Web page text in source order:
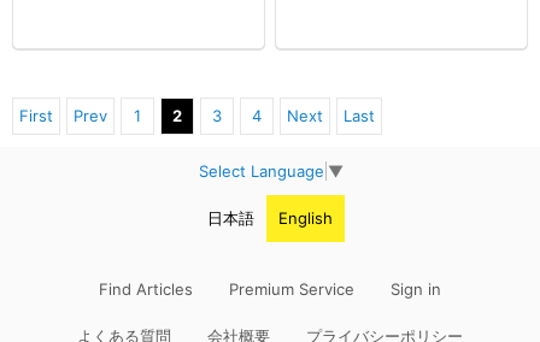
First Prev 1 2 3 4 Next Last
Select Language ▼
日本語 English
Find Articles Premium Service Sign in
よくある質問 会社概要 プライバシーポリシー